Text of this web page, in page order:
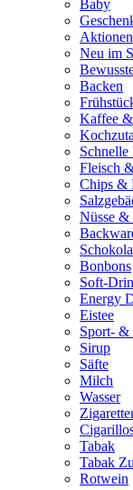
Baby
Aktionen
Neu im
Backen
Kaffee
Fleisch
Chips &
Nüsse &
Bonbons
Soft-
Energy
Eistee
Sport- &
Sirup
Säfte
Milch
Wasser
Tabak
Tabak
Rotwein